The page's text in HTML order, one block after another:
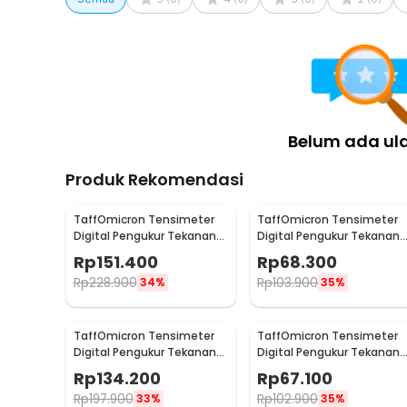
Belum ada
Produk Rekomendasi
TaffOmicron Tensimeter
Digital Pengukur Tekanan
RAK289
Rp151.400
Rp228.900 34%
TaffOmicron Tensimeter
Digital Pengukur Tekanan
Darah English Voice - BW-
3205
Rp68.300
Rp103.90035%
TaffOmicron Tensimeter
Digital Pengukur Tekanan
Darah Wrist Monitor
Bahasa Indonesia - RZ-204
Rp134.200
Rp197.900 33%
TaffOmicron Tensimeter
Digital Pengukur Tekanan
Darah Dual Power - BW-
3205
Rp67.100
Rp102.90035%